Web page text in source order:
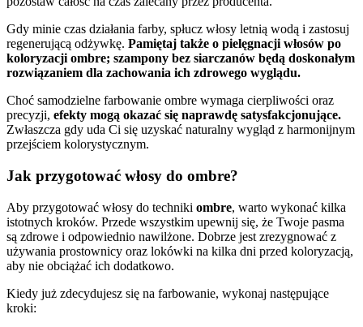
Gdy minie czas działania farby, spłucz włosy letnią wodą i zastosuj
regenerującą odżywkę. Pamiętaj także o pielęgnacji włosów po
koloryzacji ombre; szampony bez siarczanów będą doskonałym
rozwiązaniem dla zachowania ich zdrowego wyglądu.
Choć samodzielne farbowanie ombre wymaga cierpliwości oraz
precyzji, efekty mogą okazać się naprawdę satysfakcjonujące.
Zwłaszcza gdy uda Ci się uzyskać naturalny wygląd z harmonijnym
przejściem kolorystycznym.
Jak przygotować włosy do ombre?
Aby przygotować włosy do techniki ombre, warto wykonać kilka
istotnych kroków. Przede wszystkim upewnij się, że Twoje pasma
są zdrowe i odpowiednio nawilżone. Dobrze jest zrezygnować z
używania prostownicy oraz lokówki na kilka dni przed koloryzacją,
aby nie obciążać ich dodatkowo.
Kiedy już zdecydujesz się na farbowanie, wykonaj następujące
kroki: